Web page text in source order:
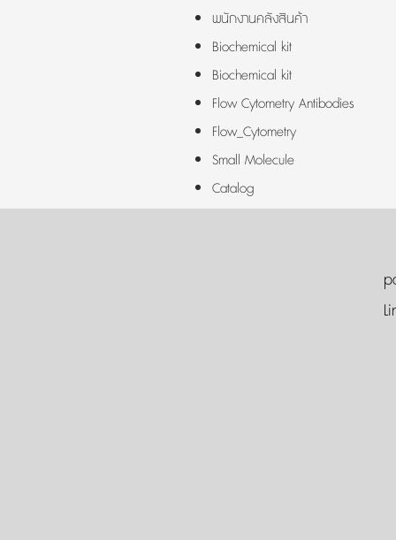
พนักงานคลังสินค้า
Biochemical kit
Biochemical kit
Flow Cytometry Antibodies
Flow_Cytometry
Small Molecule
Catalog